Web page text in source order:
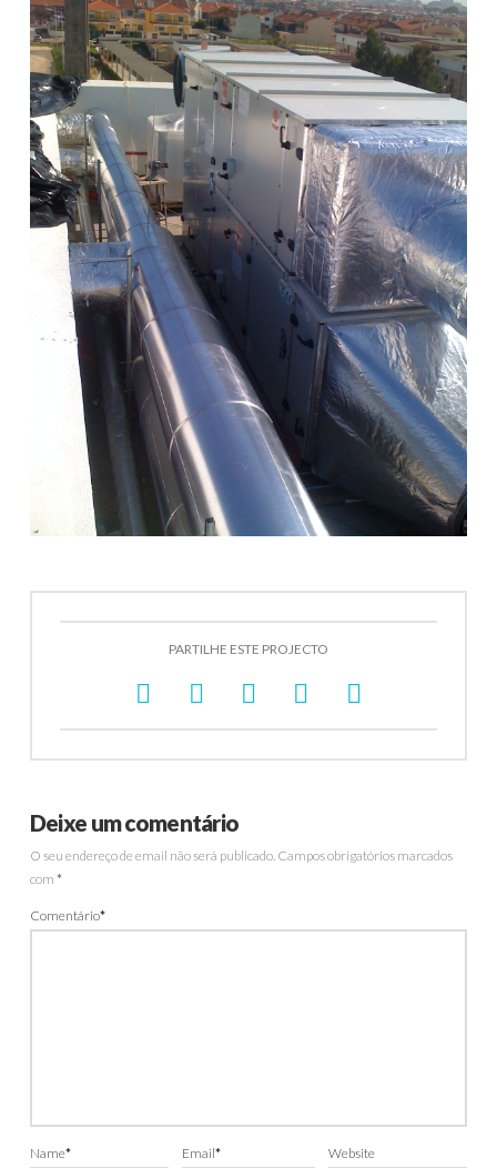
PARTILHE ESTE PROJECTO
Deixe um comentário
O seu endereço de email não será publicado. Campos obrigatórios marcados
com *
Comentário*
Name* Email* Website